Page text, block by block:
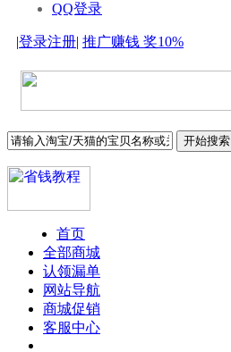
QQ登录
|登录注册| 推广赚钱 奖10%
开始搜索
首页
全部商城
认领漏单
网站导航
商城促销
客服中心